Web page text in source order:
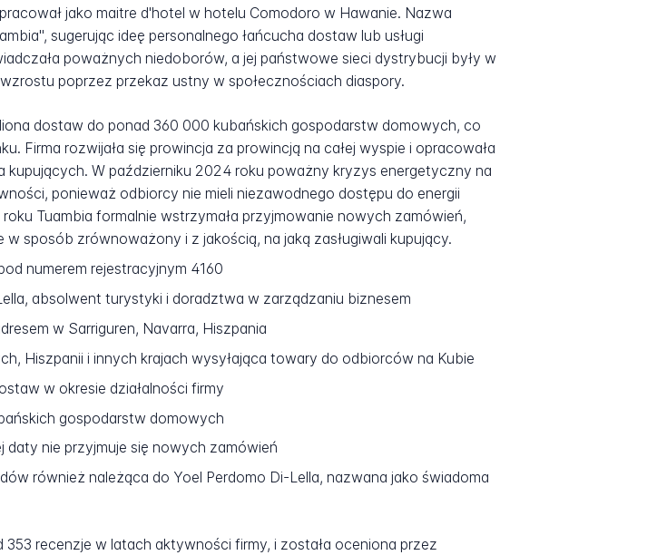
jako maitre d'hotel w hotelu Comodoro w Hawanie. Nazwa
sugerując ideę personalnego łańcucha dostaw lub usługi
poważnych niedoborów, a jej państwowe sieci dystrybucji były w
poprzez przekaz ustny w społecznościach diaspory.
dostaw do ponad 360 000 kubańskich gospodarstw domowych, co
Firma rozwijała się prowincja za prowincją na całej wyspie i opracowała
kupujących. W październiku 2024 roku poważny kryzys energetyczny na
ponieważ odbiorcy nie mieli niezawodnego dostępu do energii
Tuambia formalnie wstrzymała przyjmowanie nowych zamówień,
sposób zrównoważony i z jakością, na jaką zasługiwali kupujący.
numerem rejestracyjnym 4160
absolwent turystyki i doradztwa w zarządzaniu biznesem
w Sarriguren, Navarra, Hiszpania
Hiszpanii i innych krajach wysyłająca towary do odbiorców na Kubie
w okresie działalności firmy
gospodarstw domowych
nie przyjmuje się nowych zamówień
również należąca do Yoel Perdomo Di-Lella, nazwana jako świadoma
recenzje w latach aktywności firmy, i została oceniona przez